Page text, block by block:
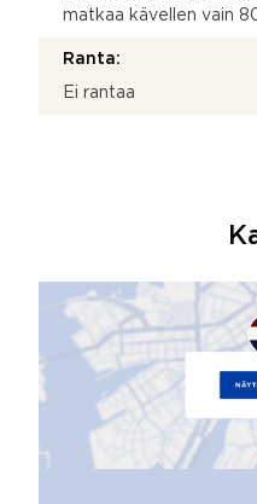
matkaa kävellen vain
Ranta:
Ei rantaa